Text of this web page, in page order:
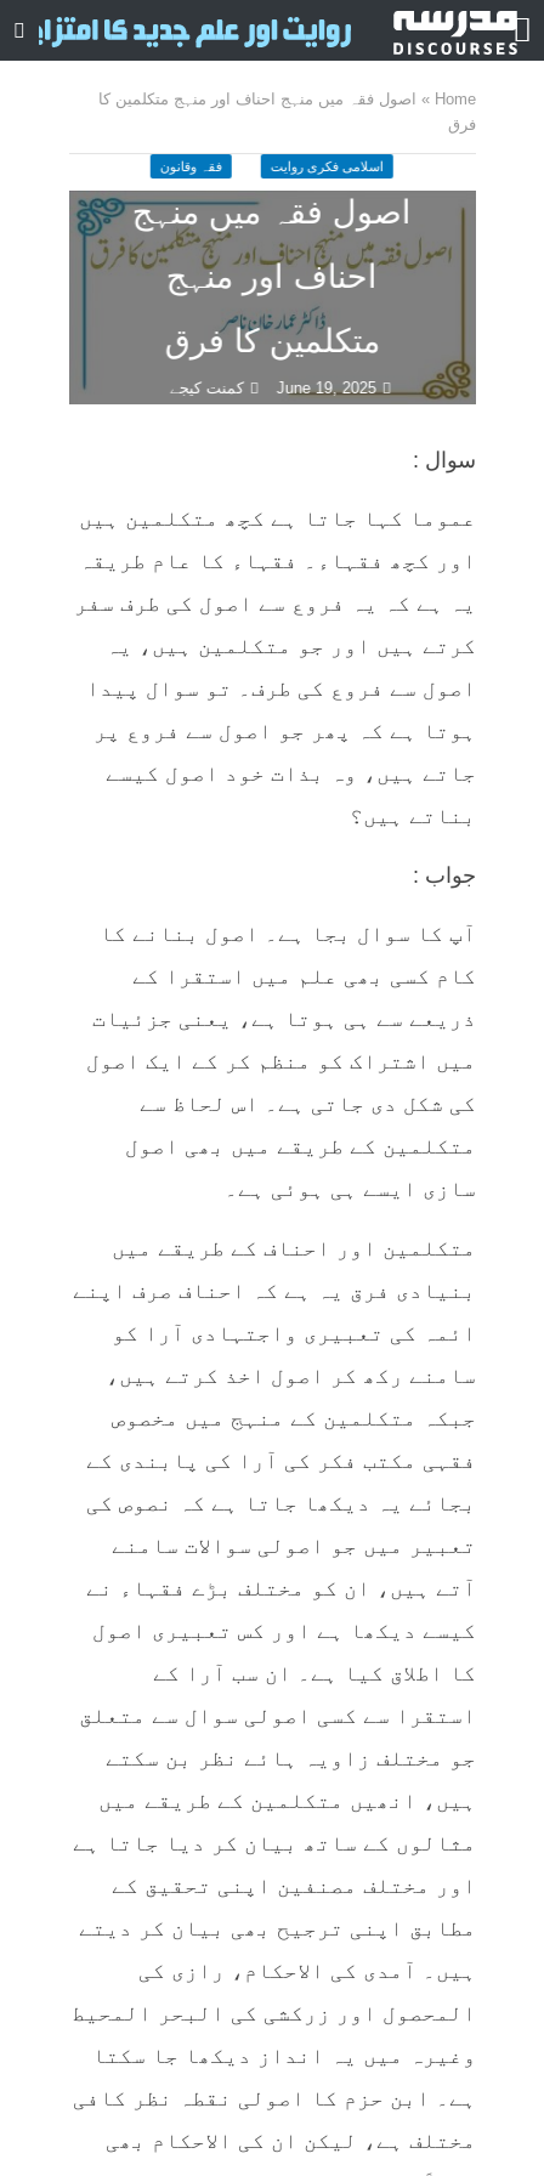
Home
»
اصول فقہ میں منہج احناف اور منہج متکلمین کا
فرق
اسلامی فکری روایت فقہ وقانون
اصول فقہ میں منہج
احناف اور منہج
متکلمین کا فرق
June 19, 2025
کمنت کیجے
سوال :
عموما کہا جاتا ہے کچھ متکلمین ہیں
اور کچھ فقہاء۔ فقہاء کا عام طریقہ
یہ ہے کہ یہ فروع سے اصول کی طرف سفر
کرتے ہیں اور جو متکلمین ہیں، یہ
اصول سے فروع کی طرف۔ تو سوال پیدا
ہوتا ہے کہ پھر جو اصول سے فروع پر
جاتے ہیں، وہ بذات خود اصول کیسے
بناتے ہیں؟
جواب :
آپ کا سوال بجا ہے۔ اصول بنانے کا
کام کسی بھی علم میں استقرا کے
ذریعے سے ہی ہوتا ہے، یعنی جزئیات
میں اشتراک کو منظم کر کے ایک اصول
کی شکل دی جاتی ہے۔ اس لحاظ سے
متکلمین کے طریقے میں بھی اصول
سازی ایسے ہی ہوئی ہے۔
متکلمین اور احناف کے طریقے میں
بنیادی فرق یہ ہے کہ احناف صرف اپنے
ائمہ کی تعبیری واجتہادی آرا کو
سامنے رکھ کر اصول اخذ کرتے ہیں،
جبکہ متکلمین کے منہج میں مخصوص
فقہی مکتب فکر کی آرا کی پابندی کے
بجائے یہ دیکھا جاتا ہے کہ نصوص کی
تعبیر میں جو اصولی سوالات سامنے
آتے ہیں، ان کو مختلف بڑے فقہاء نے
کیسے دیکھا ہے اور کس تعبیری اصول
کا اطلاق کیا ہے۔ ان سب آرا کے
استقرا سے کسی اصولی سوال سے متعلق
جو مختلف زاویہ ہائے نظر بن سکتے
ہیں، انھیں متکلمین کے طریقے میں
مثالوں کے ساتھ بیان کر دیا جاتا ہے
اور مختلف مصنفین اپنی تحقیق کے
مطابق اپنی ترجیح بھی بیان کر دیتے
ہیں۔ آمدی کی الاحکام، رازی کی
المحصول اور زرکشی کی البحر المحیط
وغیرہ میں یہ انداز دیکھا جا سکتا
ہے۔ ابن حزم کا اصولی نقطہ نظر کافی
مختلف ہے، لیکن ان کی الاحکام بھی